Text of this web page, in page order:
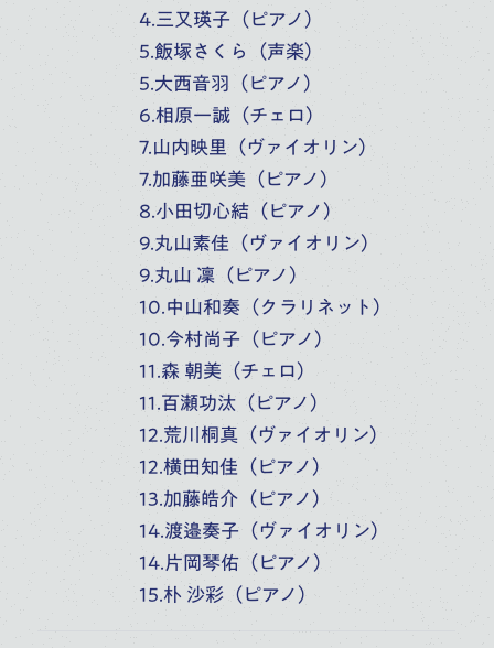
4.三又瑛子（ピアノ）
5.飯塚さくら（声楽）
5.大西音羽（ピアノ）
6.相原一誠（チェロ）
7.山内映里（ヴァイオリン）
7.加藤亜咲美（ピアノ）
8.小田切心結（ピアノ）
9.丸山素佳（ヴァイオリン）
9.丸山 凜（ピアノ）
10.中山和奏（クラリネット）
10.今村尚子（ピアノ）
11.森 朝美（チェロ）
11.百瀬功汰（ピアノ）
12.荒川桐真（ヴァイオリン）
12.横田知佳（ピアノ）
13.加藤皓介（ピアノ）
14.渡邉奏子（ヴァイオリン）
14.片岡琴佑（ピアノ）
15.朴 沙彩（ピアノ）
よくあるご質問
お問い合わせ
交通アクセス（所在地）